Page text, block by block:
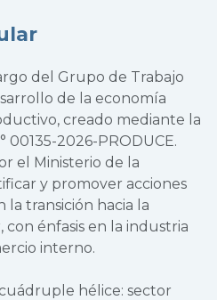
del Grupo de Trabajo
de la economía
creado mediante la
00135-2026-PRODUCE.
el Ministerio de la
y promover acciones
la transición hacia la
énfasis en la industria
interno.
hélice: sector